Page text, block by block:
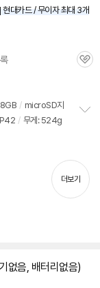
대카드 / 무이자 최대 3개
관
/ microSD지
/ 무게: 524g
기
더보기
없음, 배터리없음)